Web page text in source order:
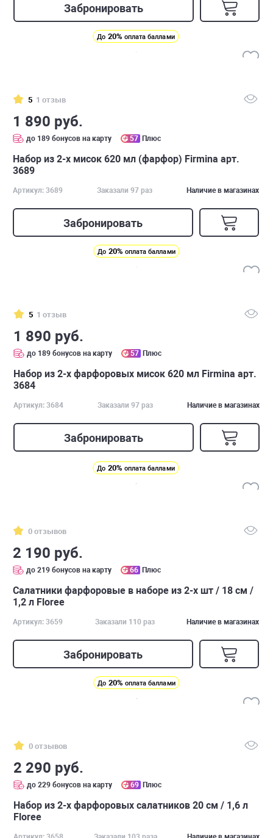
Забронировать
До 20% оплата баллами
5 1 отзыв
1 890 руб.
до 189 бонусов на карту 57 Плюс
Набор из 2-х мисок 620 мл (фарфор) Firmina арт.
3689
Артикул: 3689 Заказали 97 раз Наличие в магазинах
Забронировать
До 20% оплата баллами
5 1 отзыв
1 890 руб.
до 189 бонусов на карту 57 Плюс
Набор из 2-х фарфоровых мисок 620 мл Firmina арт.
3684
Артикул: 3684 Заказали 97 раз Наличие в магазинах
Забронировать
До 20% оплата баллами
0 отзывов
2 190 руб.
до 219 бонусов на карту 66 Плюс
Салатники фарфоровые в наборе из 2-х шт / 18 см /
1,2 л Floree
Артикул: 3659 Заказали 110 раз Наличие в магазинах
Забронировать
До 20% оплата баллами
0 отзывов
2 290 руб.
до 229 бонусов на карту 69 Плюс
Набор из 2-х фарфоровых салатников 20 см / 1,6 л
Floree